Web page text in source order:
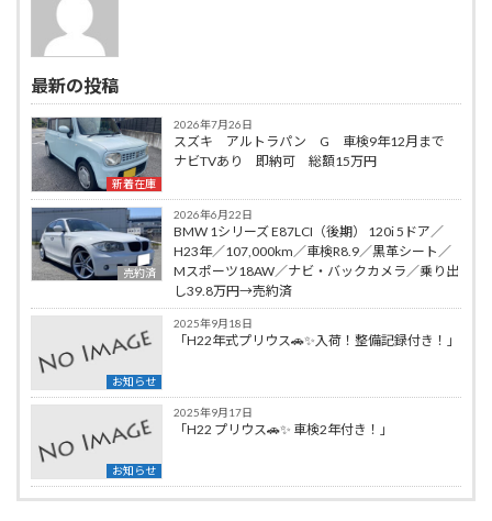
最新の投稿
新着在庫
2026年7月26日
スズキ アルトラパン G 車検9年12月まで
ナビTVあり 即納可 総額15万円
売約済
2026年6月22日
BMW 1シリーズ E87LCI（後期） 120i 5ドア／
H23年／107,000km／車検R8.9／黒革シート／
Mスポーツ18AW／ナビ・バックカメラ／乗り出
し39.8万円→売約済
お知らせ
2025年9月18日
「H22年式プリウス🚗✨入荷！整備記録付き！」
お知らせ
2025年9月17日
「H22 プリウス🚗✨ 車検2年付き！」